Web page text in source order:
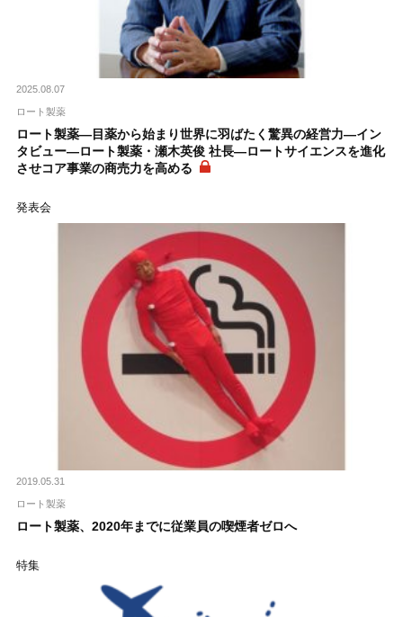
2025.08.07
ロート製薬
ロート製薬―目薬から始まり世界に羽ばたく驚異の経営力―イン
タビュー―ロート製薬・瀬木英俊 社長―ロートサイエンスを進化
させコア事業の商売力を高める
発表会
2019.05.31
ロート製薬
ロート製薬、2020年までに従業員の喫煙者ゼロへ
特集